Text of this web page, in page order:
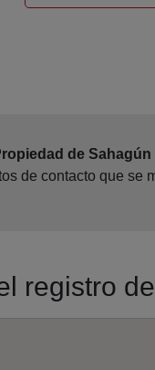
de Sahagún
de contacto que se
registro